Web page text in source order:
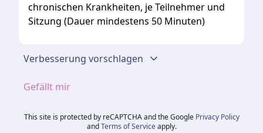
chronischen Krankheiten, je Teilnehmer und
Sitzung (Dauer mindestens 50 Minuten)
Verbesserung vorschlagen
Gefällt mir
This site is protected by reCAPTCHA and the Google Privacy Policy
and Terms of Service apply.